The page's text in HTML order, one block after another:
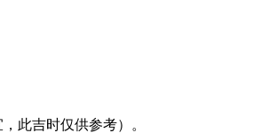
此吉时仅供参考）。